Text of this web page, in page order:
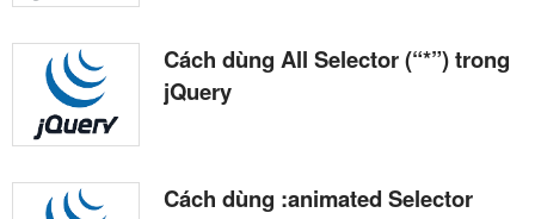
Cách dùng All Selector (“*”) trong
jQuery
Cách dùng :animated Selector